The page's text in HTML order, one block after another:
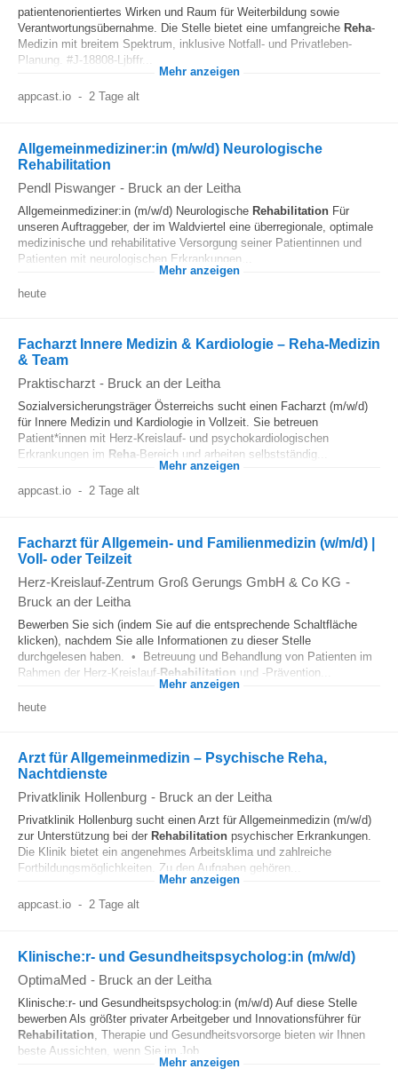
patientenorientiertes Wirken und Raum für Weiterbildung sowie
Verantwortungsübernahme. Die Stelle bietet eine umfangreiche Reha-
Medizin mit breitem Spektrum, inklusive Notfall- und Privatleben-
Planung. #J-18808-Ljbffr...
Mehr anzeigen
appcast.io - 2 Tage alt
Allgemeinmediziner:in (m/w/d) Neurologische
Rehabilitation
Pendl Piswanger - Bruck an der Leitha
Allgemeinmediziner:in (m/w/d) Neurologische Rehabilitation Für
unseren Auftraggeber, der im Waldviertel eine überregionale, optimale
medizinische und rehabilitative Versorgung seiner Patientinnen und
Patienten mit neurologischen Erkrankungen...
Mehr anzeigen
heute
Facharzt Innere Medizin & Kardiologie – Reha‑Medizin
& Team
Praktischarzt - Bruck an der Leitha
Sozialversicherungsträger Österreichs sucht einen Facharzt (m/w/d)
für Innere Medizin und Kardiologie in Vollzeit. Sie betreuen
Patient*innen mit Herz-Kreislauf- und psychokardiologischen
Erkrankungen im Reha-Bereich und arbeiten selbstständig...
Mehr anzeigen
appcast.io - 2 Tage alt
Facharzt für Allgemein- und Familienmedizin (w/m/d) |
Voll- oder Teilzeit
Herz-Kreislauf-Zentrum Groß Gerungs GmbH & Co KG -
Bruck an der Leitha
Bewerben Sie sich (indem Sie auf die entsprechende Schaltfläche
klicken), nachdem Sie alle Informationen zu dieser Stelle
durchgelesen haben. • Betreuung und Behandlung von Patienten im
Rahmen der Herz-Kreislauf-Rehabilitation und -Prävention...
Mehr anzeigen
heute
Arzt für Allgemeinmedizin – Psychische Reha,
Nachtdienste
Privatklinik Hollenburg - Bruck an der Leitha
Privatklinik Hollenburg sucht einen Arzt für Allgemeinmedizin (m/w/d)
zur Unterstützung bei der Rehabilitation psychischer Erkrankungen.
Die Klinik bietet ein angenehmes Arbeitsklima und zahlreiche
Fortbildungsmöglichkeiten. Zu den Aufgaben gehören...
Mehr anzeigen
appcast.io - 2 Tage alt
Klinische:r- und Gesundheitspsycholog:in (m/w/d)
OptimaMed - Bruck an der Leitha
Klinische:r- und Gesundheitspsycholog:in (m/w/d) Auf diese Stelle
bewerben Als größter privater Arbeitgeber und Innovationsführer für
Rehabilitation, Therapie und Gesundheitsvorsorge bieten wir Ihnen
beste Aussichten, wenn Sie im Job...
Mehr anzeigen